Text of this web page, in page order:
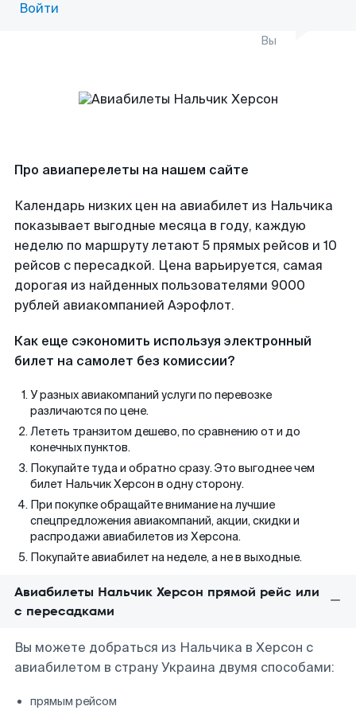
Войти
Вы
Про авиаперелеты на нашем сайте
Календарь низких цен на авиабилет из Нальчика
показывает выгодные месяца в году, каждую
неделю по маршруту летают 5 прямых рейсов и 10
рейсов с пересадкой. Цена варьируется, самая
дорогая из найденных пользователями 9000
рублей авиакомпанией Аэрофлот.
Как еще сэкономить используя электронный
билет на самолет без комиссии?
У разных авиакомпаний услуги по перевозке
различаются по цене.
Лететь транзитом дешево, по сравнению от и до
конечных пунктов.
Покупайте туда и обратно сразу. Это выгоднее чем
билет Нальчик Херсон в одну сторону.
При покупке обращайте внимание на лучшие
спецпредложения авиакомпаний, акции, скидки и
распродажи авиабилетов из Херсона.
Покупайте авиабилет на неделе, а не в выходные.
Авиабилеты Нальчик Херсон прямой рейс или
с пересадками
Вы можете добраться из Нальчика в Херсон с
авиабилетом в страну Украина двумя способами:
прямым рейсом